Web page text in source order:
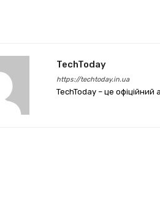
TechToday
https://techtoday.in.ua
TechToday – це офіційний